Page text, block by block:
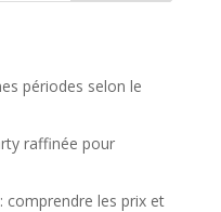
périodes selon le
raffinée pour
comprendre les prix et